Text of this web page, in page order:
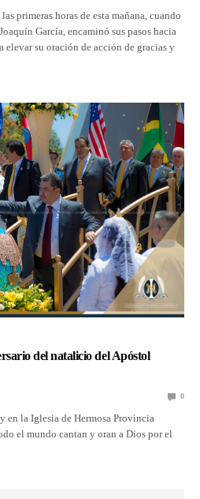
primeras horas de esta mañana, cuando
García, encaminó sus pasos hacia
elevar su oración de acción de gracias y
del natalicio del Apóstol
0
en la Iglesia de Hermosa Provincia
el mundo cantan y oran a Dios por el